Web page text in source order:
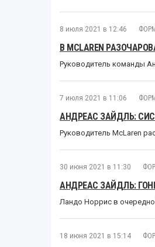
8 июля 2021 в 12:46
В MCLAREN
Руководитель команды
7 июля 2021 в 11:06
АНДРЕАС ЗАЙДЛЬ:
Руководитель McLaren
30 июня 2021 в 11:30
АНДРЕАС ЗАЙДЛЬ:
Ландо Норрис в
18 июня 2021 в 15:14